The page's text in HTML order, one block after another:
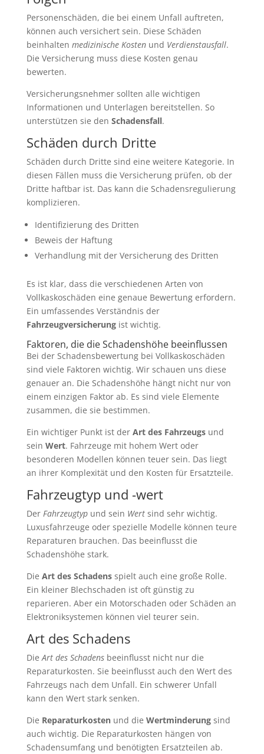
Personenschäden, die bei einem Unfall auftreten,
können auch versichert sein. Diese Schäden
beinhalten medizinische Kostenund Verdienstausfall.
Die Versicherung muss diese Kosten genau
bewerten.
Versicherungsnehmer sollten alle wichtigen
Informationen und Unterlagen bereitstellen. So
unterstützen sie den Schadensfall.
Schäden durch Dritte
Schäden durch Dritte sind eine weitere Kategorie. In
diesen Fällen muss die Versicherung prüfen, ob der
Dritte haftbar ist. Das kann die Schadensregulierung
komplizieren.
Identifizierung des Dritten
Beweis der Haftung
Verhandlung mit der Versicherung des Dritten
Es ist klar, dass die verschiedenen Arten von
Vollkaskoschäden eine genaue Bewertung erfordern.
Ein umfassendes Verständnis der
Fahrzeugversicherungist wichtig.
Faktoren, die die Schadenshöhe beeinflussen
Bei der Schadensbewertung bei Vollkaskoschäden
sind viele Faktoren wichtig. Wir schauen uns diese
genauer an. Die Schadenshöhe hängt nicht nur von
einem einzigen Faktor ab. Es sind viele Elemente
zusammen, die sie bestimmen.
Ein wichtiger Punkt ist der Art des Fahrzeugsund
sein Wert. Fahrzeuge mit hohem Wert oder
besonderen Modellen können teuer sein. Das liegt
an ihrer Komplexität und den Kosten für Ersatzteile.
Fahrzeugtyp und -wert
Der Fahrzeugtypund sein Wertsind sehr wichtig.
Luxusfahrzeuge oder spezielle Modelle können teure
Reparaturen brauchen. Das beeinflusst die
Schadenshöhe stark.
Die Art des Schadensspielt auch eine große Rolle.
Ein kleiner Blechschaden ist oft günstig zu
reparieren. Aber ein Motorschaden oder Schäden an
Elektroniksystemen können viel teurer sein.
Art des Schadens
DieArt des Schadensbeeinflusst nicht nur die
Reparaturkosten. Sie beeinflusst auch den Wert des
Fahrzeugs nach dem Unfall. Ein schwerer Unfall
kann den Wert stark senken.
Die Reparaturkostenund die Wertminderungsind
auch wichtig. Die Reparaturkosten hängen von
Schadensumfang und benötigten Ersatzteilen ab.